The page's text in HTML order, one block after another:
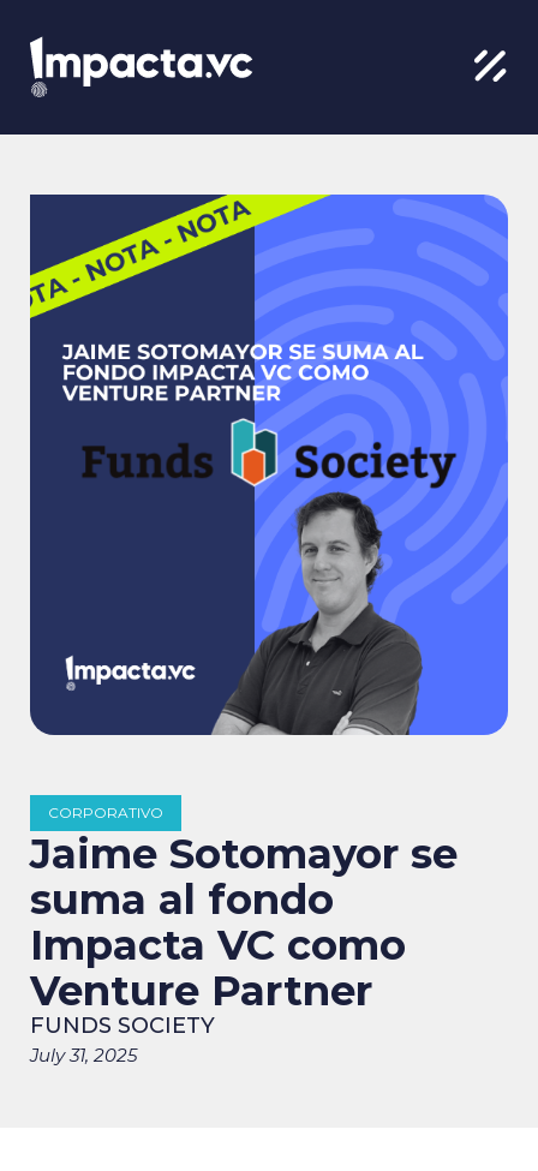
CORPORATIVO
Jaime Sotomayor se
suma al fondo
Impacta VC como
Venture Partner
FUNDS SOCIETY
July 31, 2025